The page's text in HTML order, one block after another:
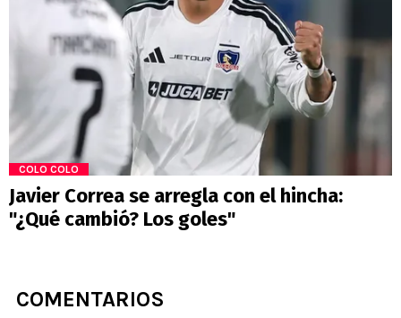
COLO COLO
Javier Correa se arregla con el hincha:
"¿Qué cambió? Los goles"
COMENTARIOS